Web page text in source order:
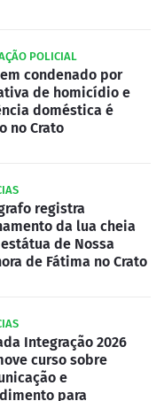
POLICIAL
condenado por
de homicídio e
doméstica é
no Crato
registra
da lua cheia
de Nossa
de Fátima no Crato
Integração 2026
curso sobre
e
para